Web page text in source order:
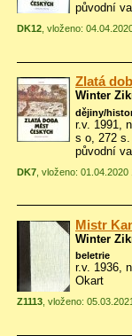
původní
DK12 , vloženo:
Zlatá
Winter
dějiny/
r.v. 1991,
s o, 272 s.
původní
DK7 , vloženo: 01.04.2020
Mistr
Winter
beletrie
r.v. 1936,
Okart
Z1113 , vloženo: